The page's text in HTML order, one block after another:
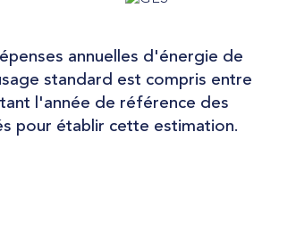
annuelles d'énergie de
standard est compris entre
l'année de référence des
pour établir cette estimation.